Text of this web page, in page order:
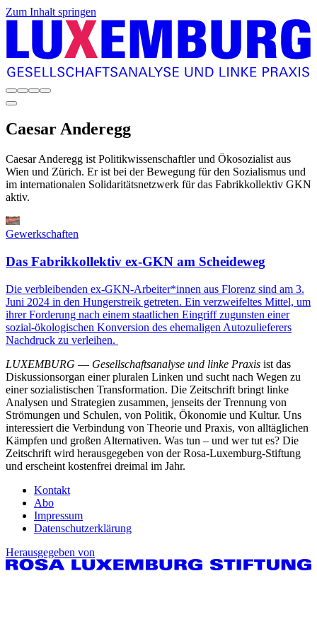
Zum Inhalt springen
CaesarAnderegg
Caesar Anderegg ist Politikwissenschaftler und Ökosozialist aus
Wien und Zürich. Er ist bei der Bewegung für den Sozialismus und
im internationalen Solidaritätsnetzwerk für das Fabrikkollektiv GKN
aktiv.
Gewerkschaften
Das Fabrikkollektiv ex-GKN am Scheideweg
Die verbleibenden ex-GKN-Arbeiter*innen aus Florenz sind am 3.
Juni 2024 in den Hungerstreik getreten. Ein verzweifeltes Mittel, um
ihrer Forderung nach einem staatlichen Eingriff zugunsten einer
sozial-ökologischen Konversion des ehemaligen Autozulieferers
Nachdruck zu verleihen.
LUXEMBURG — Gesellschaftsanalyse und linke Praxis ist das
Diskussionsorgan einer pluralen Linken und sucht nach Wegen zu
einer sozialistischen Transformation. Die Zeitschrift bringt linke
Analysen und Strategien zusammen, jenseits der Trennung von
Strömungen und Schulen, von Politik, Ökonomie und Kultur. Uns
interessiert die Verbindung von Theorie und Praxis, von alltäglichen
Kämpfen und großen Alternativen. Was tun – und wer tut es? Die
Zeitschrift wird herausgegeben von der Rosa-Luxemburg-Stiftung
und erscheint kostenfrei dreimal im Jahr.
Kontakt
Abo
Impressum
Datenschutzerklärung
Herausgegeben von